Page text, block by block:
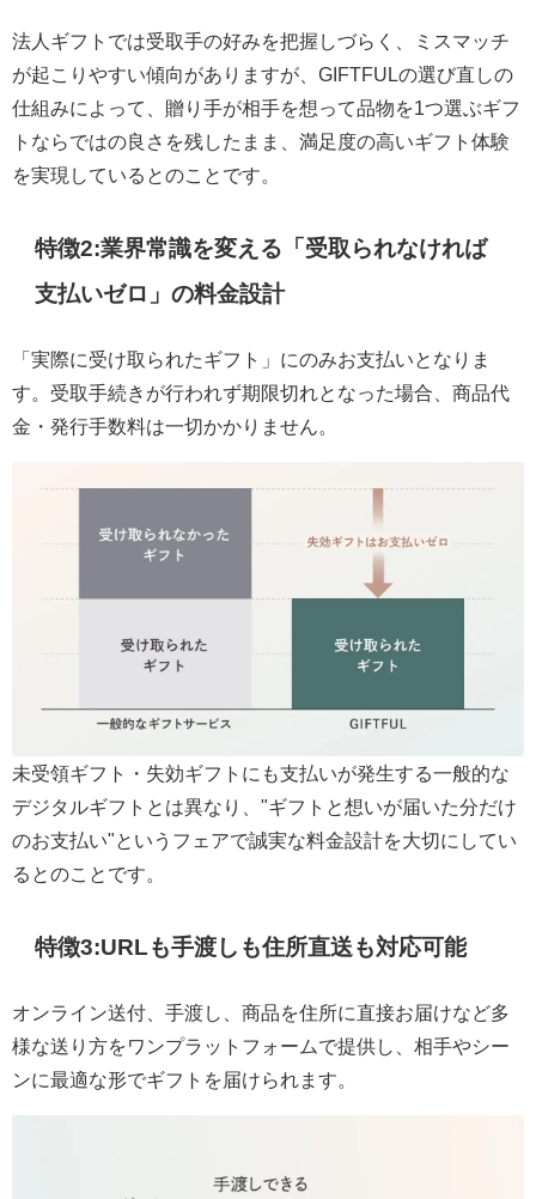
法人ギフトでは受取手の好みを把握しづらく、ミスマッチ
が起こりやすい傾向がありますが、GIFTFULの選び直しの
仕組みによって、贈り手が相手を想って品物を1つ選ぶギフ
トならではの良さを残したまま、満足度の高いギフト体験
を実現しているとのことです。
特徴2:業界常識を変える「受取られなければ
支払いゼロ」の料金設計
「実際に受け取られたギフト」にのみお支払いとなりま
す。受取手続きが行われず期限切れとなった場合、商品代
金・発行手数料は一切かかりません。
未受領ギフト・失効ギフトにも支払いが発生する一般的な
デジタルギフトとは異なり、"ギフトと想いが届いた分だけ
のお支払い"というフェアで誠実な料金設計を大切にしてい
るとのことです。
特徴3:URLも手渡しも住所直送も対応可能
オンライン送付、手渡し、商品を住所に直接お届けなど多
様な送り方をワンプラットフォームで提供し、相手やシー
ンに最適な形でギフトを届けられます。